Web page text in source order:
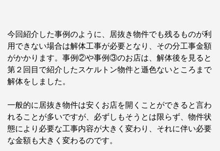
今回紹介した事例のように、居抜き物件でも残るものが利
用できない場合は解体工事が必要となり、その分工事金額
がかかります。事例②や事例③のお店は、解体後を見ると
第２回目で紹介したスケルトン物件と遜色ないところまで
解体をしました。
一般的に居抜き物件は安くお店を開くことができると言わ
れることが多いですが、必ずしもそうとは限らず、物件状
態により必要な工事内容が大きく変わり、それに伴い必要
な金額も大きく変わるのです。